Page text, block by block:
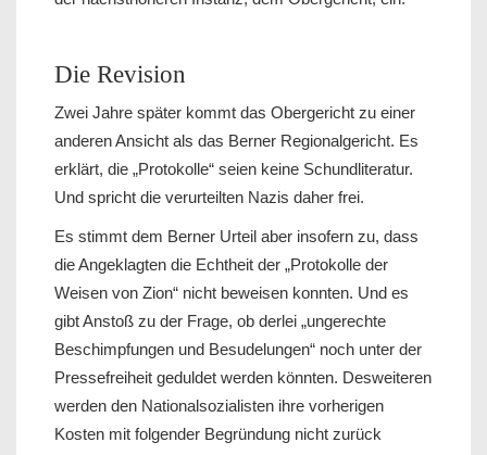
Die Revision
Zwei Jahre später kommt das Obergericht zu einer
anderen Ansicht als das Berner Regionalgericht. Es
erklärt, die „Protokolle“ seien keine Schundliteratur.
Und spricht die verurteilten Nazis daher frei.
Es stimmt dem Berner Urteil aber insofern zu, dass
die Angeklagten die Echtheit der „Protokolle der
Weisen von Zion“ nicht beweisen konnten. Und es
gibt Anstoß zu der Frage, ob derlei „ungerechte
Beschimpfungen und Besudelungen“ noch unter der
Pressefreiheit geduldet werden könnten. Desweiteren
werden den Nationalsozialisten ihre vorherigen
Kosten mit folgender Begründung nicht zurück